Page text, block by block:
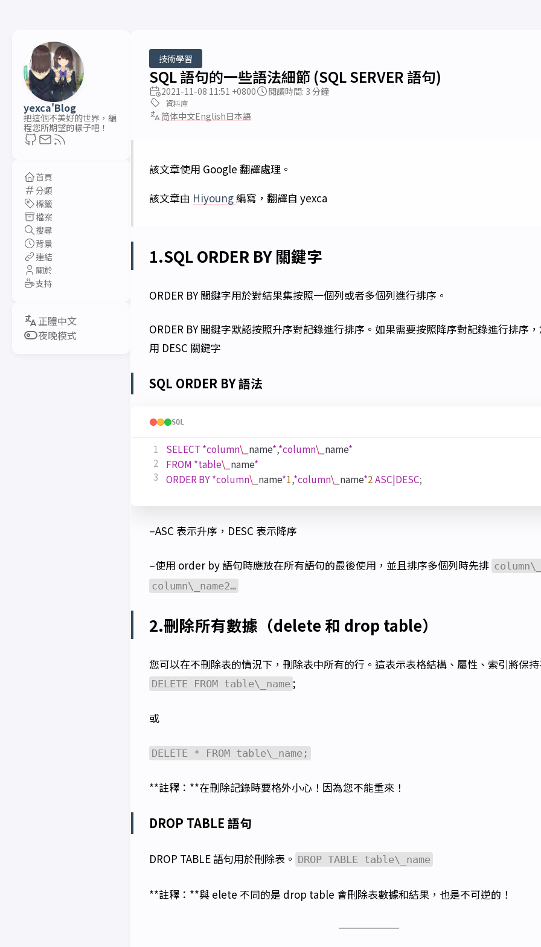
yexca'Blog
把這個不美好的世界，編
程您所期望的樣子吧！
首頁
分類
標籤
檔案
搜尋
背景
連結
關於
支持
夜晚模式
技術學習
SQL 語句的一些語法細節 (SQL SERVER 語句)
2021-11-08 11:51 +0800 閱讀時間: 3 分鐘
資料庫
简体中文English日本語
該文章使用 Google 翻譯處理。
該文章由 Hiyoung編寫，翻譯自 yexca
1.SQL ORDER BY 關鍵字
ORDER BY 關鍵字用於對結果集按照一個列或者多個列進行排序。
ORDER BY 關鍵字默認按照升序對記錄進行排序。如果需要按照降序對記錄進行排序
用 DESC 關鍵字
SQL ORDER BY 語法
SQL
SELECT *column\ _name*,*column\ _name*
FROM *table\ _name*
ORDER BY*column\ _name*1,*column\ _name*2ASC|DESC;
–ASC 表示升序，DESC 表示降序
–使用 order by 語句時應放在所有語句的最後使用，並且排序多個列時先排
column\_name2…
2.刪除所有數據（delete 和 drop table）
您可以在不刪除表的情況下，刪除表中所有的行。這表示表格結構、屬性、索引將保持
DELETE FROM table\_name ;
或
DELETE * FROM table\_name;
**註釋：**在刪除記錄時要格外小心！因為您不能重來！
DROP TABLE 語句
DROP TABLE 語句用於刪除表。 DROP TABLE table\_name
**註釋：**與 elete 不同的是 drop table 會刪除表數據和結果，也是不可逆的！